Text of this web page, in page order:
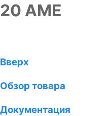
20 AME
Вверх
Обзор товара
Документация